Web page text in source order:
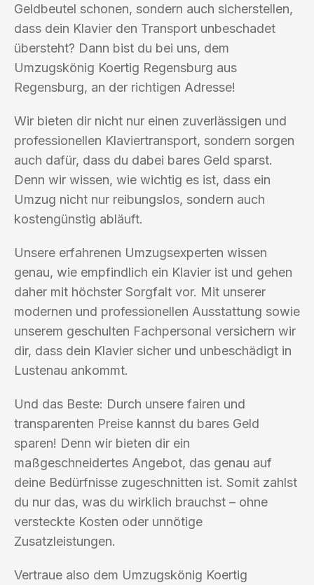
Geldbeutel schonen, sondern auch sicherstellen,
dass dein Klavier den Transport unbeschadet
übersteht? Dann bist du bei uns, dem
Umzugskönig Koertig Regensburg aus
Regensburg, an der richtigen Adresse!
Wir bieten dir nicht nur einen zuverlässigen und
professionellen Klaviertransport, sondern sorgen
auch dafür, dass du dabei bares Geld sparst.
Denn wir wissen, wie wichtig es ist, dass ein
Umzug nicht nur reibungslos, sondern auch
kostengünstig abläuft.
Unsere erfahrenen Umzugsexperten wissen
genau, wie empfindlich ein Klavier ist und gehen
daher mit höchster Sorgfalt vor. Mit unserer
modernen und professionellen Ausstattung sowie
unserem geschulten Fachpersonal versichern wir
dir, dass dein Klavier sicher und unbeschädigt in
Lustenau ankommt.
Und das Beste: Durch unsere fairen und
transparenten Preise kannst du bares Geld
sparen! Denn wir bieten dir ein
maßgeschneidertes Angebot, das genau auf
deine Bedürfnisse zugeschnitten ist. Somit zahlst
du nur das, was du wirklich brauchst – ohne
versteckte Kosten oder unnötige
Zusatzleistungen.
Vertraue also dem Umzugskönig Koertig